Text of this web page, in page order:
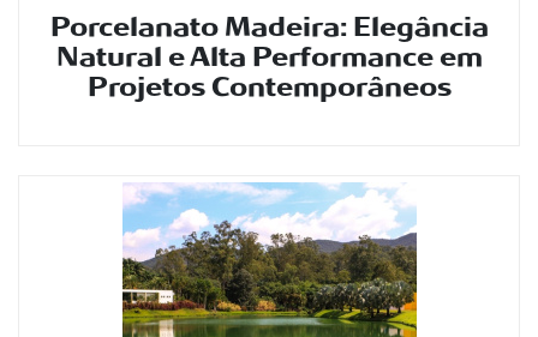
Porcelanato Madeira: Elegância
Natural e Alta Performance em
Projetos Contemporâneos